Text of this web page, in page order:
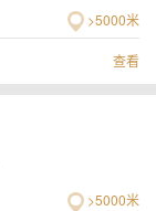
>5000米
查看
>5000米